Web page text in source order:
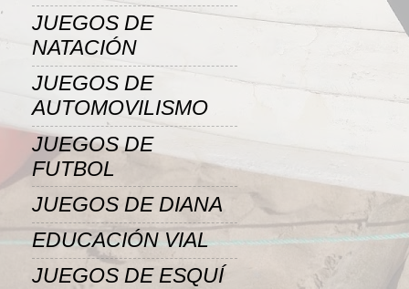
JUEGOS DE
NATACIÓN
JUEGOS DE
AUTOMOVILISMO
JUEGOS DE
FUTBOL
JUEGOS DE DIANA
EDUCACIÓN VIAL
JUEGOS DE ESQUÍ